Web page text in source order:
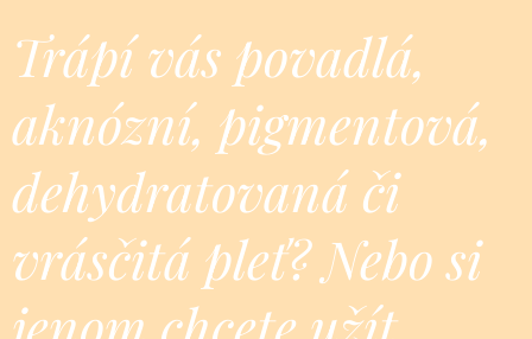
Trápí vás povadlá,
aknózní, pigmentová,
dehydratovaná či
vrásčitá pleť? Nebo si